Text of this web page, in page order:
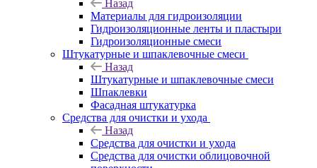
Назад
Материалы для гидроизоляции
Гидроизоляционные ленты и пластыри
Гидроизоляционные смеси
Штукатурные и шпаклевочные смеси
Назад
Штукатурные и шпаклевочные смеси
Шпаклевки
Фасадная штукатурка
Средства для очистки и ухода
Назад
Средства для очистки и ухода
Средства для очистки облицовочной